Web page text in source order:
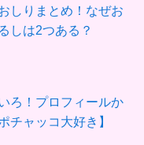
しりまとめ！なぜお
しは2つある？
ろ！プロフィールか
チャッコ大好き】